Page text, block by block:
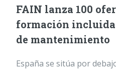
FAIN lanza 100
formación
de mantenimiento
España se sitúa por